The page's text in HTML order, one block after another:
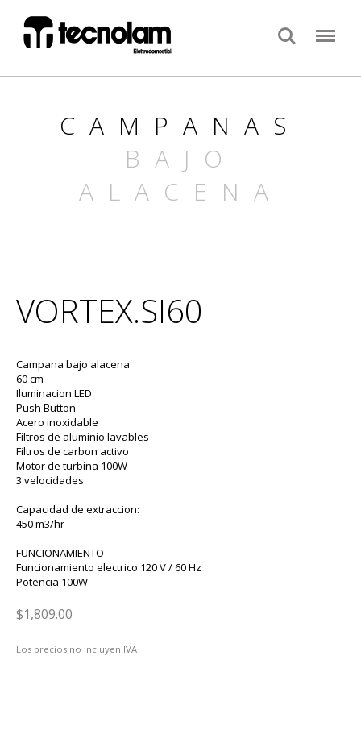
Search Menu
CAMPANAS
BAJO
ALACENA
VORTEX.SI60
Campana bajo alacena
60 cm
Iluminacion LED
Push Button
Acero inoxidable
Filtros de aluminio lavables
Filtros de carbon activo
Motor de turbina 100W
3 velocidades
Capacidad de extraccion:
450 m3/hr
FUNCIONAMIENTO
Funcionamiento electrico 120 V / 60 Hz
Potencia 100W
$1,809.00
Los precios no incluyen IVA